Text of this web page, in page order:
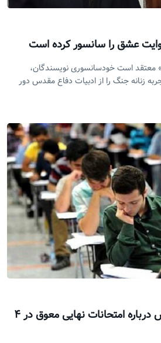
عشق را سانسور کرده است
معتقد است خودسانسوری نویسندگان،
زنانه جنگ را از ادبیات دفاع مقدس دور
اطلاعیه آموزش و پرورش درباره امتحانات نهایی معوق در ۴